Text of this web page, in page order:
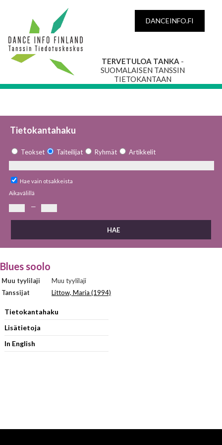
DANCEINFO.FI
TERVETULOA TANKA -
SUOMALAISEN TANSSIN
TIETOKANTAAN
Tietokantahaku
Teokset Taiteilijat Ryhmät Artikkelit
Hae vain otsakkeista
Aikavälillä
—
Blues soolo
Muu tyylilaji
Muu tyylilaji
Tanssijat
Littow, Maria (1994)
Tietokantahaku
Lisätietoja
In English